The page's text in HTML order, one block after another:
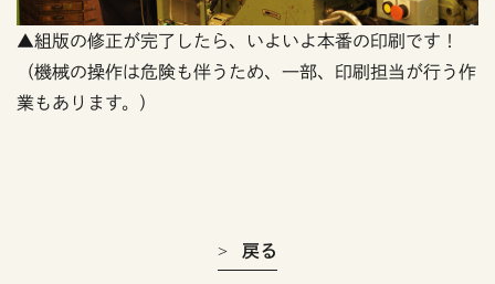
▲組版の修正が完了したら、いよいよ本番の印刷です！
（機械の操作は危険も伴うため、一部、印刷担当が行う作
業もあります。）
戻る